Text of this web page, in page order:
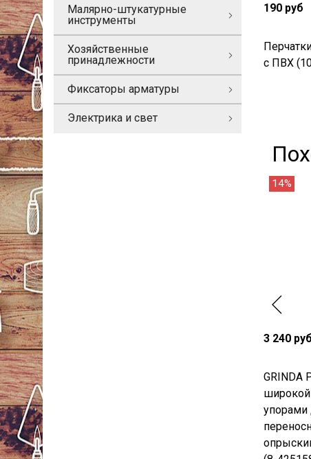
190 руб
с ПВХ
14%
3 240 руб
GRINDA
широкой
упорами
Малярно-штукатурные
инструменты
Хозяйственные
принадлежности
Фиксаторы арматуры
Электрика и свет